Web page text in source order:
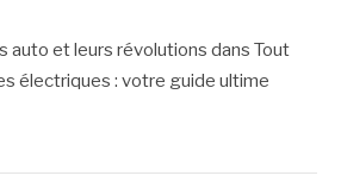
auto et leurs révolutions dans Tout
électriques : votre guide ultime